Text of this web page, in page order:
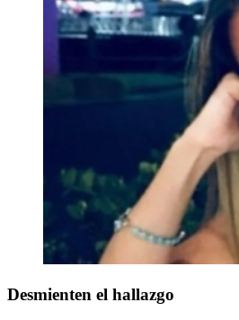
Desmienten el hallazgo